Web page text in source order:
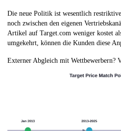
Die neue Politik ist wesentlich
noch zwischen den eigenen
Artikel auf Target.com weniger kostet
umgekehrt, können die Kunden diese
Externer Abgleich mit Wettbewerbern?